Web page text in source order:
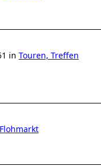
in Touren, Treffen
Flohmarkt